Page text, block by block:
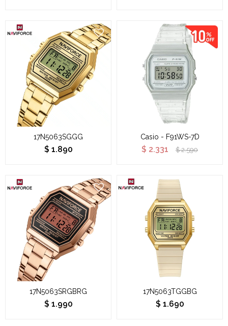
17N5063SGGG
$ 1.890
Casio - F91WS-7D
$ 2.331 $ 2.590
17N5063SRGBRG
$ 1.990
17N5063TGGBG
$ 1.690